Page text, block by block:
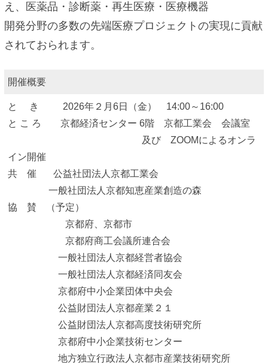
え、医薬品・診断薬・再生医療・医療機器
開発分野の多数の先端医療プロジェクトの実現に貢献
されておられます。
開催概要
と き 2026年２月6日（金） 14:00～16:00
と こ ろ 京都経済センター 6階 京都工業会 会議室
及び ZOOMによるオンラ
イン開催
共 催 公益社団法人京都工業会
一般社団法人京都知恵産業創造の森
協 賛 （予定）
京都府、京都市
京都府商工会議所連合会
一般社団法人京都経営者協会
一般社団法人京都経済同友会
京都府中小企業団体中央会
公益財団法人京都産業２１
公益財団法人京都高度技術研究所
京都府中小企業技術センター
地方独立行政法人京都市産業技術研究所